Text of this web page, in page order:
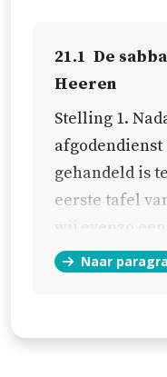
21.1 De
Heeren
Stelling 1.
afgodendienst
gehandeld is
eerste tafel
instellen
Naar